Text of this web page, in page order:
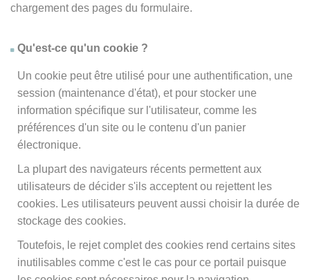
chargement des pages du formulaire.
Qu'est-ce qu'un cookie ?
Un cookie peut être utilisé pour une authentification, une
session (maintenance d'état), et pour stocker une
information spécifique sur l'utilisateur, comme les
préférences d'un site ou le contenu d'un panier
électronique.
La plupart des navigateurs récents permettent aux
utilisateurs de décider s'ils acceptent ou rejettent les
cookies. Les utilisateurs peuvent aussi choisir la durée de
stockage des cookies.
Toutefois, le rejet complet des cookies rend certains sites
inutilisables comme c'est le cas pour ce portail puisque